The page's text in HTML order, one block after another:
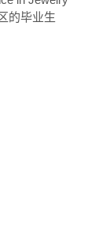
的毕业生